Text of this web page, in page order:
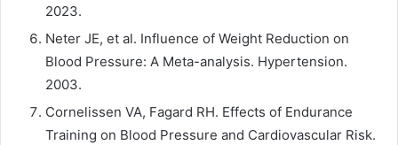
2023.
Neter JE, et al. Influence of Weight Reduction on
Blood Pressure: A Meta-analysis. Hypertension.
2003.
Cornelissen VA, Fagard RH. Effects of Endurance
Training on Blood Pressure and Cardiovascular Risk.